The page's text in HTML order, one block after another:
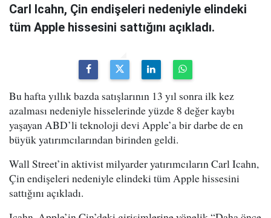
Carl Icahn, Çin endişeleri nedeniyle elindeki
tüm Apple hissesini sattığını açıkladı.
Bu hafta yıllık bazda satışlarının 13 yıl sonra ilk kez
azalması nedeniyle hisselerinde yüzde 8 değer kaybı
yaşayan ABD’li teknoloji devi Apple’a bir darbe de en
büyük yatırımcılarından birinden geldi.
Wall Street’in aktivist milyarder yatırımcıların Carl Icahn,
Çin endişeleri nedeniyle elindeki tüm Apple hissesini
sattığını açıkladı.